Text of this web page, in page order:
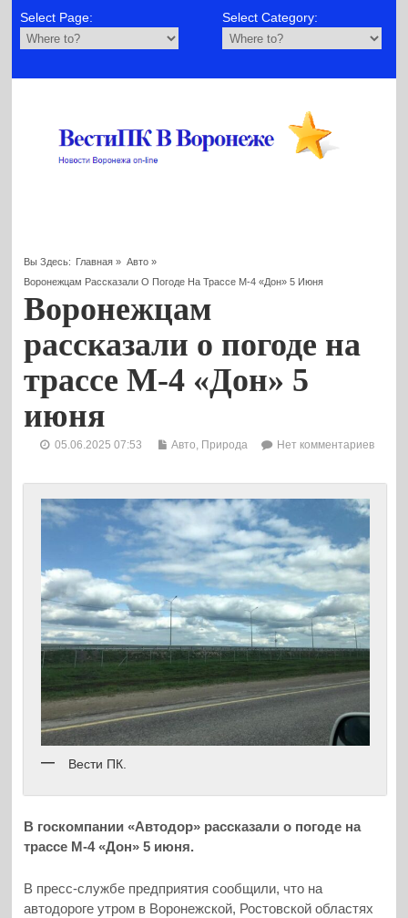
Select Page: Select Category:
Вы Здесь: Главная » Авто»
Воронежцам Рассказали О Погоде На Трассе М-4 «Дон» 5 Июня
Воронежцам
рассказали о погоде на
трассе М-4 «Дон» 5
июня
05.06.2025 07:53 Авто Природа Нет комментариев
Вести ПК.
В госкомпании «Автодор» рассказали о погоде на
трассе М-4 «Дон» 5 июня.
В пресс-службе предприятия сообщили, что на
автодороге утром в Воронежской, Ростовской областях